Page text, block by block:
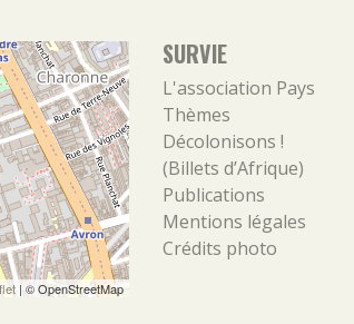
| ©OpenStreetMap
SURVIE
L'association Pays
Thèmes
Décolonisons !
(Billets d’Afrique)
Publications
Mentions légales
Crédits photo